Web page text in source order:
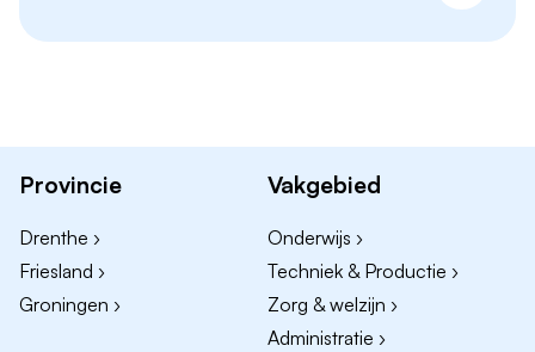
vacatures in Groningen
universiteiten
Zorginstellingen en ziekenhuizen (zoals het UMCG)
Gemeente Groningen en overheidsgebouwen
Provincie
Drenthe ›
Friesland ›
Groningen ›
Vakgebied
Onderwijs ›
Techniek & Productie ›
Zorg & welzijn ›
Administratie ›